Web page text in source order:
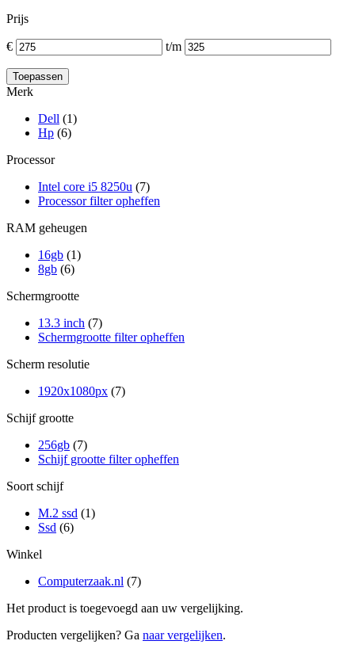
Prijs
€ t/m
Merk
Dell (1)
Hp (6)
Processor
Intel core i5 8250u (7)
Processor filter opheffen
RAM geheugen
16gb (1)
8gb (6)
Schermgrootte
13.3 inch (7)
Schermgrootte filter opheffen
Scherm resolutie
1920x1080px (7)
Schijf grootte
256gb (7)
Schijf grootte filter opheffen
Soort schijf
M.2 ssd (1)
Ssd (6)
Winkel
Computerzaak.nl (7)
Het product is toegevoegd aan uw vergelijking.
Producten vergelijken? Ga naar vergelijken.